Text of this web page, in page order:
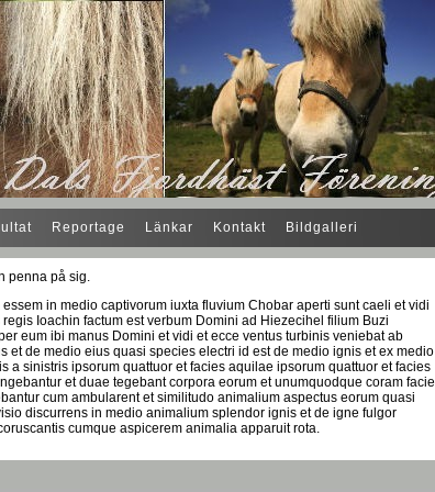
Reportage Länkar Kontakt Bildgalleri
penna på sig.
in medio captivorum iuxta fluvium Chobar aperti sunt caeli et vidi
Ioachin factum est verbum Domini ad Hiezecihel filium Buzi
eum ibi manus Domini et vidi et ecce ventus turbinis veniebat ab
de medio eius quasi species electri id est de medio ignis et ex medio
a sinistris ipsorum quattuor et facies aquilae ipsorum quattuor et facies
et duae tegebant corpora eorum et unumquodque coram facie
cum ambularent et similitudo animalium aspectus eorum quasi
discurrens in medio animalium splendor ignis et de igne fulgor
cumque aspicerem animalia apparuit rota.